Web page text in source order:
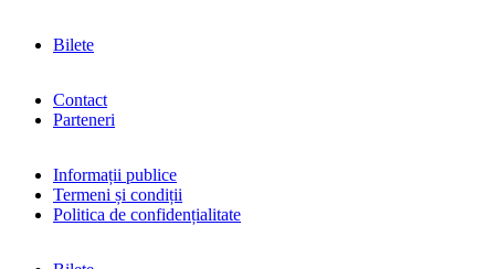
Bilete
Contact
Parteneri
Informații publice
Termeni și condiții
Politica de confidențialitate